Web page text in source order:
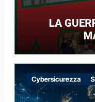
LA
Cybersicurezza